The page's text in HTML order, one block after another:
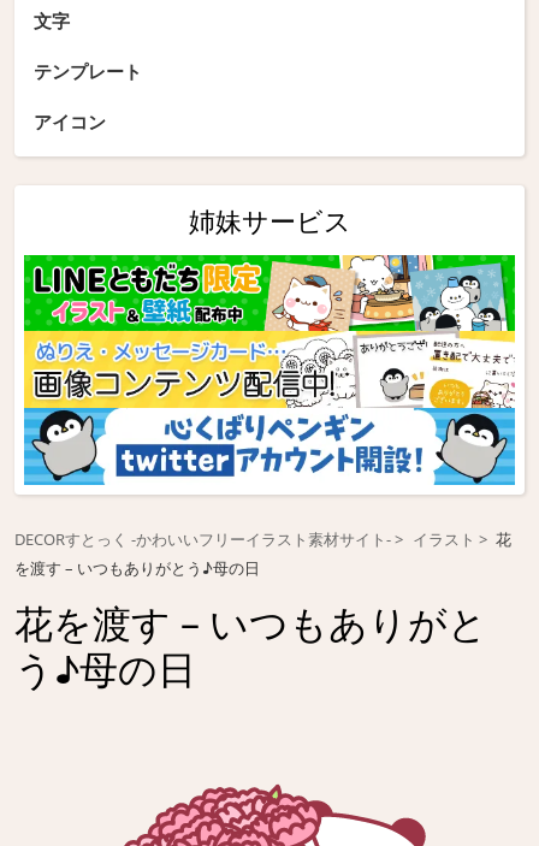
文字
テンプレート
アイコン
姉妹サービス
DECORすとっく -かわいいフリーイラスト素材サイト- イラスト
花
を渡す – いつもありがとう♪母の日
花を渡す – いつもありがと
う♪母の日